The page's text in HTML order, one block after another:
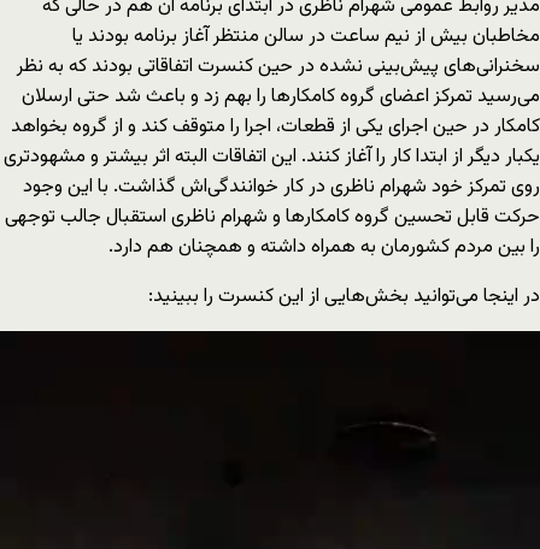
مدیر روابط عمومی شهرام ناظری در ابتدای برنامه آن هم در حالی که
مخاطبان بیش از نیم ساعت در سالن منتظر آغاز برنامه بودند یا
سخنرانی‌های پیش‌بینی نشده در حین کنسرت اتفاقاتی بودند که به نظر
می‌رسید تمرکز اعضای گروه کامکارها را بهم زد و باعث شد حتی ارسلان
کامکار در حین اجرای یکی از قطعات، اجرا را متوقف کند و از گروه بخواهد
یکبار دیگر از ابتدا کار را آغاز کنند. این اتفاقات البته اثر بیشتر و مشهودتری
روی تمرکز خود شهرام ناظری در کار خوانندگی‌اش گذاشت. با این وجود
حرکت قابل تحسین گروه کامکارها و شهرام ناظری استقبال جالب توجهی
را بین مردم کشورمان به همراه داشته و همچنان هم دارد.
در اینجا می‌توانید بخش‌هایی از این کنسرت را ببینید: